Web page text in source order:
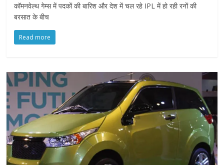
कॉमनवेल्थ गेम्स में पदकों की बारिश और देश में चल रहे IPL में हो रही रनों की
बरसात के बीच
Read more